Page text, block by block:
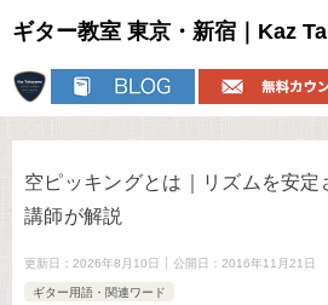
ギター教室 東京・新宿｜Kaz
空ピッキングとは｜リズムを安定
講師が解説
更新日： 2026年8月10日 公開日： 2016年11月21日
ギター用語・関連ワード